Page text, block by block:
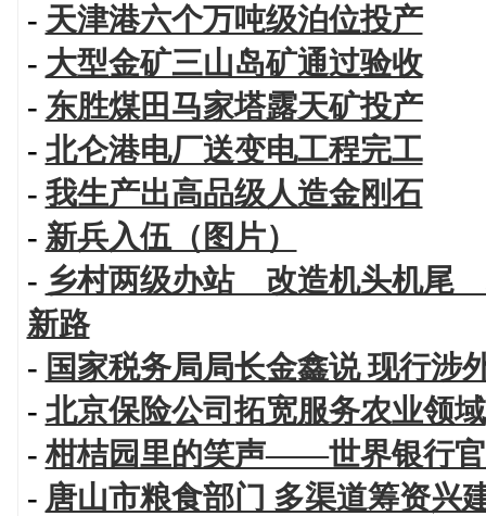
- 天津港六个万吨级泊位投产
- 大型金矿三山岛矿通过验收
- 东胜煤田马家塔露天矿投产
- 北仑港电厂送变电工程完工
- 我生产出高品级人造金刚石
- 新兵入伍（图片）
- 乡村两级办站 改造机头机尾
新路
- 国家税务局局长金鑫说 现行涉
- 北京保险公司拓宽服务农业领域
-柑桔园里的笑声——世界银行
- 唐山市粮食部门 多渠道筹资兴